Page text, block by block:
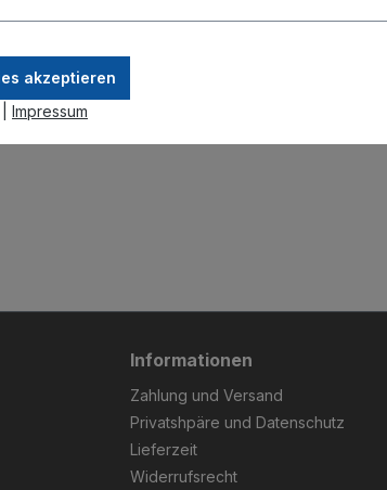
Informationen
Zahlung und Versand
Privatshpäre und Datenschutz
Lieferzeit
Widerrufsrecht
akzeptieren
Impressum